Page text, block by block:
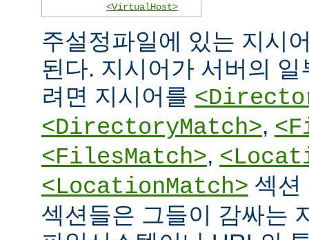
<VirtualHost>
주설정파일에 있는 지시
된다. 지시어가 서버의
려면 지시어를
<DirectoryMatch>,
<FilesMatch>,
<LocationMatch> 섹션
섹션들은 그들이 감싸는